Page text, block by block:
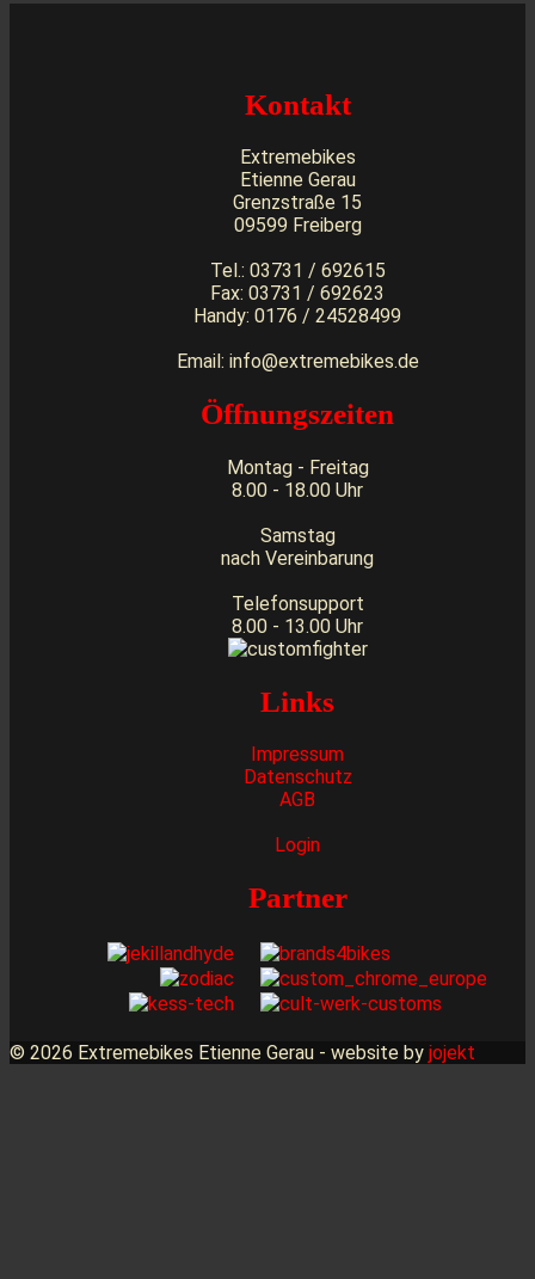
Kontakt
Extremebikes
Etienne Gerau
Grenzstraße 15
09599 Freiberg
Tel.: 03731 / 692615
Fax: 03731 / 692623
Handy: 0176 / 24528499
Email: info@extremebikes.de
Öffnungszeiten
Montag - Freitag
8.00 - 18.00 Uhr
Samstag
nach Vereinbarung
Telefonsupport
8.00 - 13.00 Uhr
Links
Impressum
Datenschutz
AGB
Login
Partner
© 2026 Extremebikes Etienne Gerau - website by jojekt